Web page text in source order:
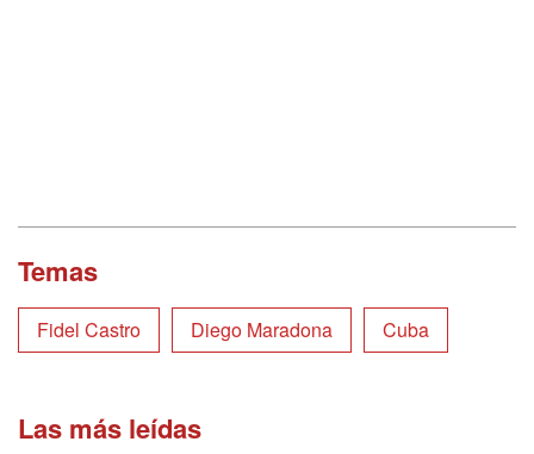
Temas
Fidel Castro Diego Maradona Cuba
Las más leídas